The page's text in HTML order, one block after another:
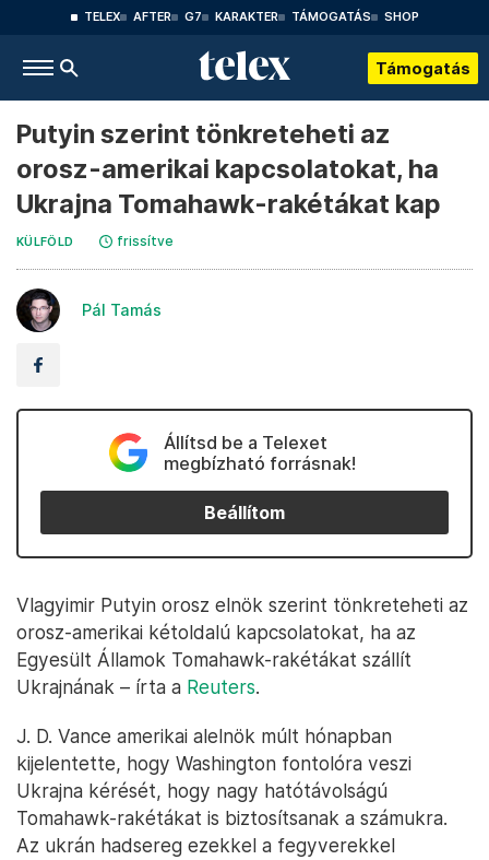
TELEX AFTER G7 KARAKTER TÁMOGATÁS SHOP
Támogatás
Putyin szerint tönkreteheti az
orosz-amerikai kapcsolatokat, ha
Ukrajna Tomahawk-rakétákat kap
KÜLFÖLD frissítve
Pál Tamás
Állítsd be a Telexet
megbízható forrásnak!
Beállítom
Vlagyimir Putyin orosz elnök szerint tönkreteheti az
orosz-amerikai kétoldalú kapcsolatokat, ha az
Egyesült Államok Tomahawk-rakétákat szállít
Ukrajnának – írta a Reuters.
J. D. Vance amerikai alelnök múlt hónapban
kijelentette, hogy Washington fontolóra veszi
Ukrajna kérését, hogy nagy hatótávolságú
Tomahawk-rakétákat is biztosítsanak a számukra.
Az ukrán hadsereg ezekkel a fegyverekkel